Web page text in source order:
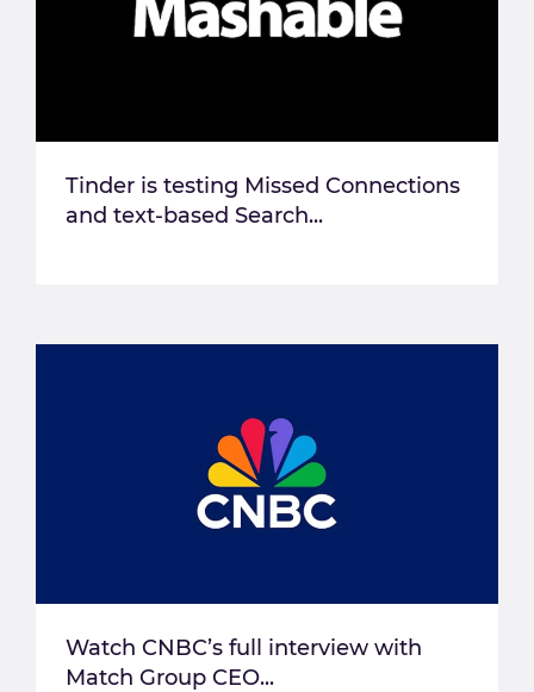
Tinder is testing Missed Connections
and text-based Search...
Watch CNBC’s full interview with
Match Group CEO...